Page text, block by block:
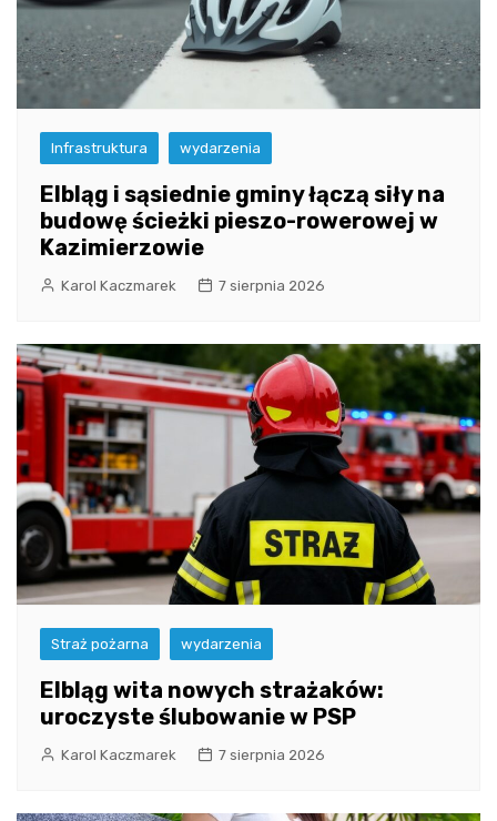
Infrastruktura wydarzenia
Elbląg i sąsiednie gminy łączą siły na
budowę ścieżki pieszo-rowerowej w
Kazimierzowie
Karol Kaczmarek 7 sierpnia 2026
Straż pożarna wydarzenia
Elbląg wita nowych strażaków:
uroczyste ślubowanie w PSP
Karol Kaczmarek 7 sierpnia 2026